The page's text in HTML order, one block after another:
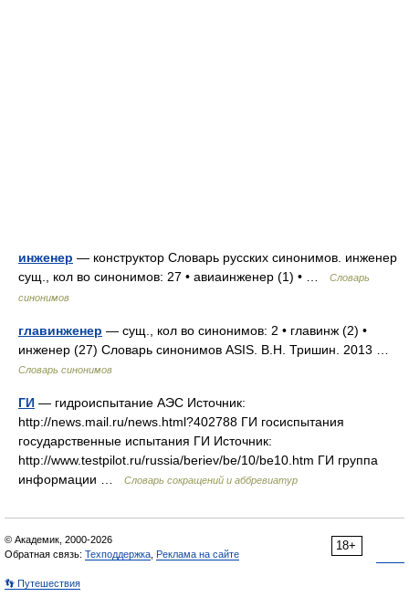
инженер — конструктор Словарь русских синонимов. инженер
сущ., кол во синонимов: 27 • авиаинженер (1) • …
Словарь
синонимов
главинженер — сущ., кол во синонимов: 2 • главинж (2) •
инженер (27) Словарь синонимов ASIS. В.Н. Тришин. 2013 …
Словарь синонимов
ГИ — гидроиспытание АЭС Источник:
http://news.mail.ru/news.html?402788 ГИ госиспытания
государственные испытания ГИ Источник:
http://www.testpilot.ru/russia/beriev/be/10/be10.htm ГИ группа
информации …
Словарь сокращений и аббревиатур
18+
© Академик, 2000-2026
Обратная связь: Техподдержка Реклама на сайте
👣 Путешествия